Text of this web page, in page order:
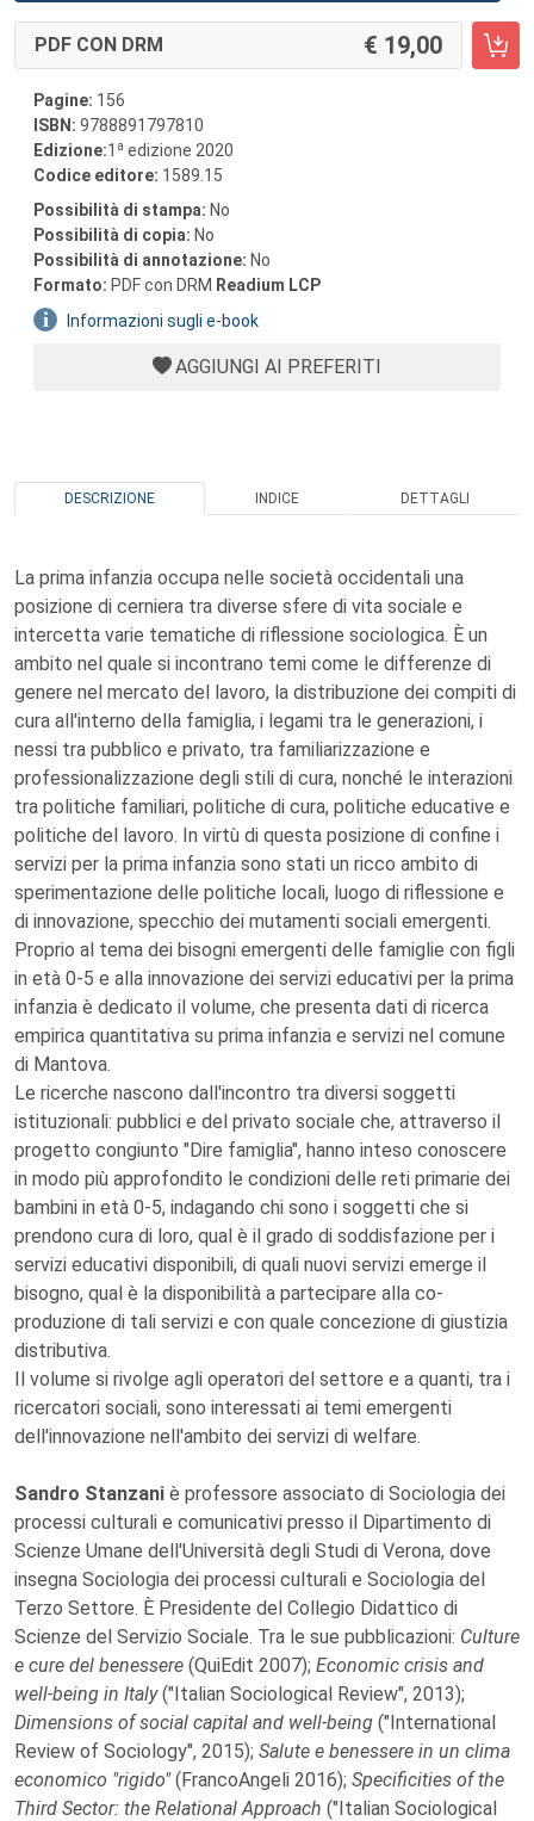
PDF CON DRM 19,00
Pagine: 156
ISBN: 9788891797810
Edizione:1 a edizione 2020
Codice editore: 1589.15
Possibilità di stampa: No
Possibilità di copia: No
Possibilità di annotazione: No
Formato: PDF con DRM Readium LCP
Informazioni sugli e-book
AGGIUNGI AI PREFERITI
DESCRIZIONE INDICE DETTAGLI
La prima infanzia occupa nelle società occidentali una
posizione di cerniera tra diverse sfere di vita sociale e
intercetta varie tematiche di riflessione sociologica. È un
ambito nel quale si incontrano temi come le differenze di
genere nel mercato del lavoro, la distribuzione dei compiti di
cura all'interno della famiglia, i legami tra le generazioni, i
nessi tra pubblico e privato, tra familiarizzazione e
professionalizzazione degli stili di cura, nonché le interazioni
tra politiche familiari, politiche di cura, politiche educative e
politiche del lavoro. In virtù di questa posizione di confine i
servizi per la prima infanzia sono stati un ricco ambito di
sperimentazione delle politiche locali, luogo di riflessione e
di innovazione, specchio dei mutamenti sociali emergenti.
Proprio al tema dei bisogni emergenti delle famiglie con figli
in età 0-5 e alla innovazione dei servizi educativi per la prima
infanzia è dedicato il volume, che presenta dati di ricerca
empirica quantitativa su prima infanzia e servizi nel comune
di Mantova.
Le ricerche nascono dall'incontro tra diversi soggetti
istituzionali: pubblici e del privato sociale che, attraverso il
progetto congiunto "Dire famiglia", hanno inteso conoscere
in modo più approfondito le condizioni delle reti primarie dei
bambini in età 0-5, indagando chi sono i soggetti che si
prendono cura di loro, qual è il grado di soddisfazione per i
servizi educativi disponibili, di quali nuovi servizi emerge il
bisogno, qual è la disponibilità a partecipare alla co-
produzione di tali servizi e con quale concezione di giustizia
distributiva.
Il volume si rivolge agli operatori del settore e a quanti, tra i
ricercatori sociali, sono interessati ai temi emergenti
dell'innovazione nell'ambito dei servizi di welfare.
Sandro Stanzani è professore associato di Sociologia dei
processi culturali e comunicativi presso il Dipartimento di
Scienze Umane dell'Università degli Studi di Verona, dove
insegna Sociologia dei processi culturali e Sociologia del
Terzo Settore. È Presidente del Collegio Didattico di
Scienze del Servizio Sociale. Tra le sue pubblicazioni: Culture
e cure del benessere (QuiEdit 2007); Economic crisis and
well-being in Italy("Italian Sociological Review", 2013);
Dimensions of social capital and well-being ("International
Review of Sociology", 2015); Salute e benessere in un clima
economico "rigido"(FrancoAngeli 2016); Specificities of the
Third Sector: the Relational Approach ("Italian Sociological